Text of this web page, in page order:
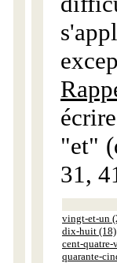
"et"
31,
vingt-et-un
dix-huit (18)
cent-
quarante-